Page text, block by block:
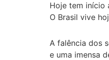
Hoje tem início
O Brasil vive
A falência dos
e uma imensa